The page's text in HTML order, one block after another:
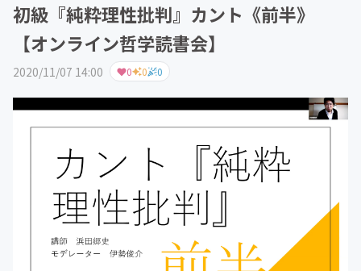
初級『純粋理性批判』カント《前半》
【オンライン哲学読書会】
2020/11/07 14:00 0 0 0